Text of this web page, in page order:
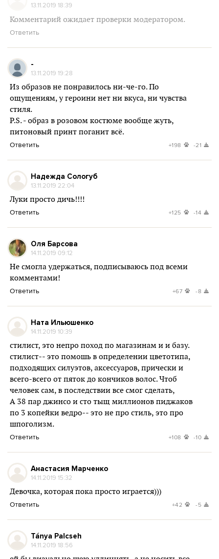
13.11.2019 18:39
Комментарий ожидает проверки модератором.
Ответить
-
13.11.2019 19:28
Из образов не понравилось ни-че-го. По
ощущениям, у героини нет ни вкуса, ни чувства
стиля.
P.S. - образ в розовом костюме вообще жуть,
питоновый принт поганит всё.
Ответить +198 -21
Надежда Сологуб
13.11.2019 22:04
Луки просто дичь!!!!
Ответить +125 -14
Оля Барсова
14.11.2019 09:12
Не смогла удержаться, подписываюсь под всеми
комментами!
Ответить +67 -8
Ната Ильюшенко
14.11.2019 10:39
стилист, это непро поход по магазинам и и базу.
стилист-- это помошь в определении цветотипа,
подходящих силуэтов, аксессуаров, прически и
всего-всего от пяток до кончиков волос. Чтоб
человек сам, в последствии все смог сделать,
А 38 пар джинсо и сто тыщ миллионов пиджаков
по 3 копейки ведро-- это не про стиль, это про
шпоголизм.
Ответить +108 -10
Анастасия Марченко
14.11.2019 15:32
Девочка, которая пока просто играется)))
Ответить +42 -5
Tánya Palcseh
14.11.2019 18:56